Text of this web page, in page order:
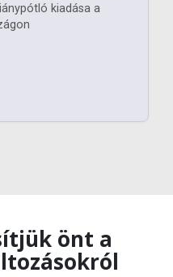
kiadása a
önt a